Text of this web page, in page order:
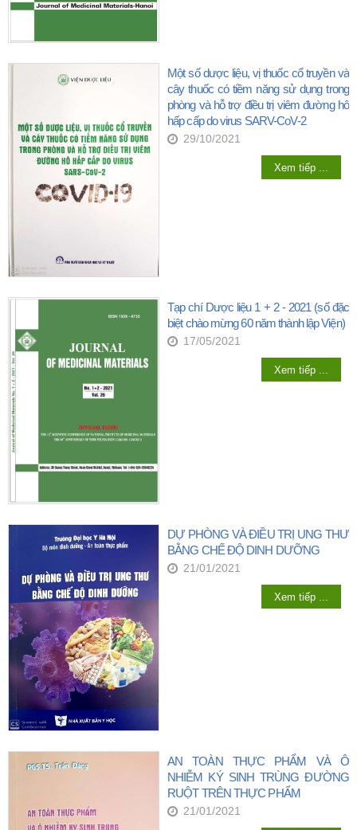
Một số dược liệu, vị thuốc cổ truyền và
cây thuốc có tiềm năng sử dụng trong
phòng và hỗ trợ điều trị viêm đường hô
hấp cấp do virus SARV-CoV-2
29/10/2021
Xem tiếp ...
Tạp chí Dược liệu 1 + 2 - 2021 (số đặc
biệt chào mừng 60 năm thành lập Viện)
17/05/2021
Xem tiếp ...
DỰ PHÒNG VÀ ĐIỀU TRỊ UNG THƯ
BẰNG CHẾ ĐỘ DINH DƯỠNG
21/01/2021
Xem tiếp ...
AN TOÀN THỰC PHẨM VÀ Ô
NHIỄM KÝ SINH TRÙNG ĐƯỜNG
RUỘT TRÊN THỰC PHẨM
21/01/2021